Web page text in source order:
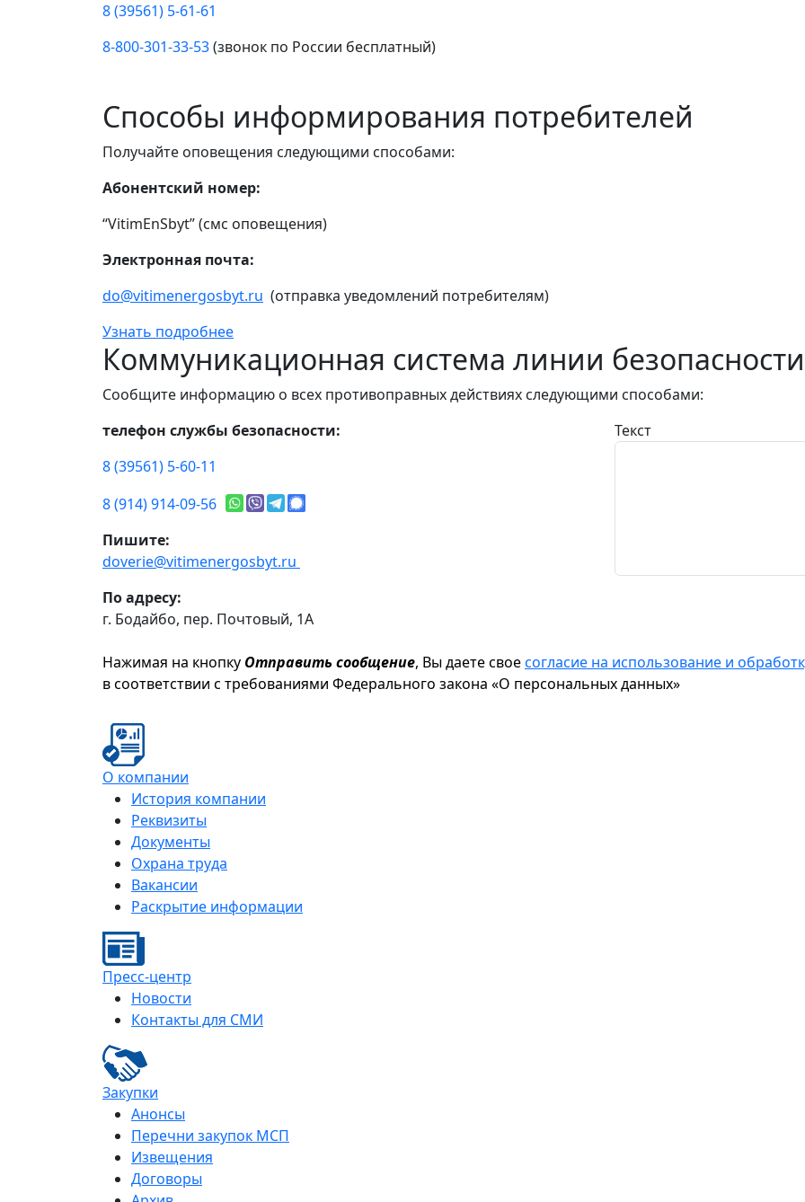
8 (39561) 5-61-61
8-800-301-33-53(звонок по России бесплатный)
Способы информирования потребителей
Получайте оповещения следующими способами:
Абонентский номер:
“VitimEnSbyt” (смс оповещения)
Электронная почта:
do@vitimenergosbyt.ru (отправка уведомлений потребителям)
Узнать подробнее
Коммуникационная система линии безопасности
Сообщите информацию о всех противоправных действиях следующими способами:
телефон службы безопасности:
8 (39561) 5-60-11
8 (914) 914-09-56
Пишите:
doverie@vitimenergosbyt.ru
По адресу:
г. Бодайбо, пер. Почтовый, 1А
Текст
Нажимая на кнопку Отправить сообщение, Вы даете своесогласие на использование и
в соответствии с требованиями Федерального закона «О персональных данных»
О компании
История компании
Реквизиты
Документы
Охрана труда
Вакансии
Раскрытие информации
Пресс-центр
Новости
Контакты для СМИ
Закупки
Анонсы
Перечни закупок МСП
Извещения
Договоры